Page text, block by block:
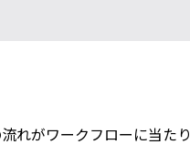
れがワークフローに当たり